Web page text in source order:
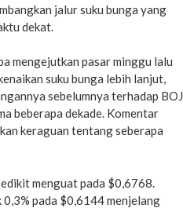
jalur suku bunga yang
dekat.
mengejutkan pasar minggu lalu
suku bunga lebih lanjut,
sebelumnya terhadap BOJ
beberapa dekade. Komentar
keraguan tentang seberapa
menguat pada $0,6768.
pada $0,6144 menjelang